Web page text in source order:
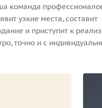
команда
узкие места, составит
и приступит к
точно и с